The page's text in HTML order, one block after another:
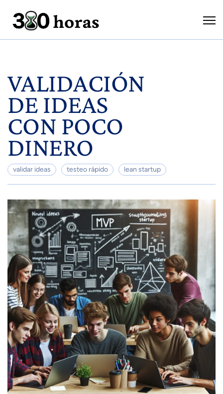
VALIDACIÓN
DE IDEAS
CON POCO
DINERO
validar ideas testeo rápido lean startup